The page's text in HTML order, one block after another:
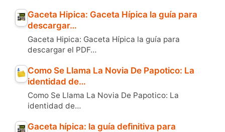
Gaceta Hipica: Gaceta Hípica la guía para
descargar…
Gaceta Hipica: Gaceta Hípica la guía para
descargar el PDF…
Como Se Llama La Novia De Papotico: La
identidad de…
Como Se Llama La Novia De Papotico: La
identidad de…
Gaceta hípica: la guía definitiva para